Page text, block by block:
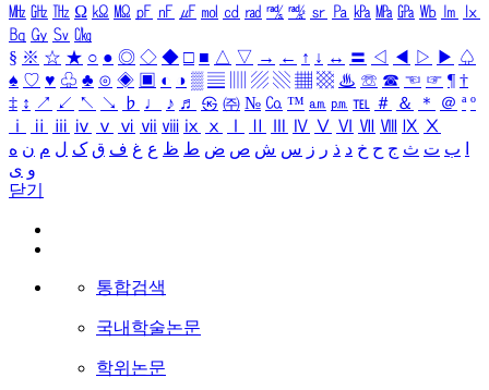
㎒ ㎓ ㎔ Ω ㏀ ㏁ ㎊ ㎋ ㎌ ㏖ ㏅ ㎭ ㎮ ㎯ ㏛ ㎩ ㎪ ㎫ ㎬ ㏝ ㏐
㏓
㏃ ㏉ ㏜ ㏆
§ ※ ☆ ★ ○ ● ◎ ◇ ◆ □ ■ △ ▽ → ← ↑ ↓ ↔ 〓 ◁ ◀ ▷ ▶ ♤
♠ ♡ ♥ ♧ ♣ ⊙ ◈ ▣ ◐ ◑ ▒ ▤ ▨ ▧ ▦ ▩ ♨ ☏ ☎ ☜ ☞ ¶ †
‡ ↕ ↗ ↙ ↖ ↘ ♭ ♩ ♪ ♬ ㉿ ㈜ № ㏇ ™ ㏂ ㏘ ℡ ＃ ＆ ＊ ＠ ª º
ⅰ
ⅱ ⅲ ⅳ ⅴ ⅵ ⅶ ⅷ ⅸ ⅹ Ⅳ Ⅴ Ⅵ Ⅶ Ⅷ Ⅸ Ⅹ
ب ت ث ج ح خ د ذ ر ز س ش ص ض ط ظ ع غ ف ق ک ل م ن ه
و ی
닫기
통합검색
국내학술논문
학위논문